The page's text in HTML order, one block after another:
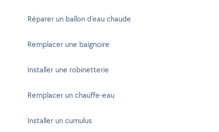
Réparer un ballon d'eau chaude
Remplacer une baignoire
Installer une robinetterie
Remplacer un chauffe-eau
Installer un cumulus